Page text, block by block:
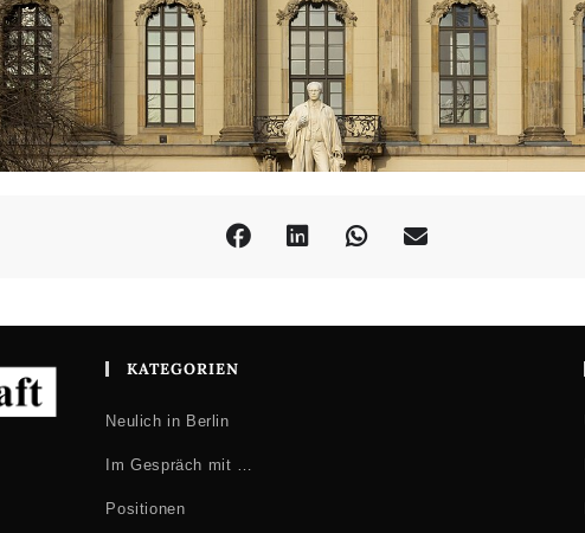
absurdum‘. Von der Ethik der Treue zur Ästhetik der Untreue
finanzieren
KATEGORIEN
Neulich in Berlin
Im Gespräch mit …
Positionen